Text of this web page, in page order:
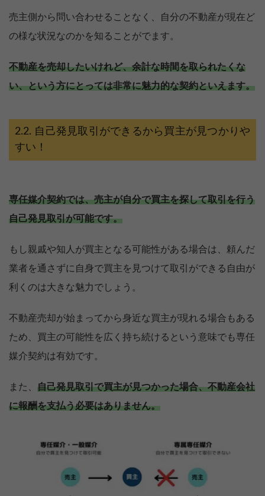
売主側から問い合わせることなく、自分の不動産が現在ど
の様な状況なのかを知ることがでます。
不動産を売却したいけれど、余計な時間を取られたくな
い、という方にとっては非常に魅力的な契約といえます。
自己発見取引ができるから買主が見つかりや
すい！
専任媒介契約では、売主が自分で買主を探して取引を行う
自己発見取引が可能です。
もし親戚や知人が買主となる可能性がある場合は、頼んだ
業者を通さずに自身で買主を見つけて取引ができる自由が
利くのは大きな魅力でしょう。
不動産売却が始まってから身近な買主が現れる場合もある
ため、買主の可能性を広く持ち続けるという意味でも専任
媒介契約は有効です。
また、 自己発見取引で買主が見つかった場合、不動産会社
に報酬を支払う必要はありません。